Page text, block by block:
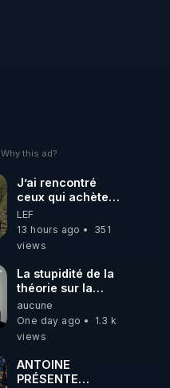
Why this ad?
J’ai rencontré
ceux qui achètent
des bunkers pour
survivre à la fin
du monde
LEF
13 hours ago
351
views
La stupidité de la
théorie sur la
responsabilité de
l’homme
concernant le
carbone.
aucune
One day ago
1.3 k
views
ANTOINE
PRÉSENTE